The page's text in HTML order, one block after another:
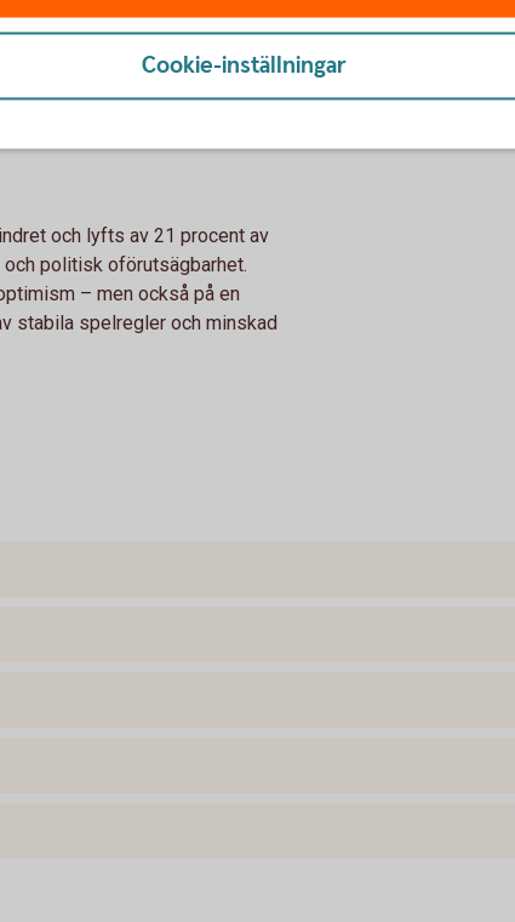
år. I vårens mätning uppger 34
medan 31 procent uppger en
fortsatt begränsat, särskilt bland de
har minskat.
och lyfts av 21 procent av
politisk oförutsägbarhet.
– men också på en
stabila spelregler och minskad
Cookie-inställningar